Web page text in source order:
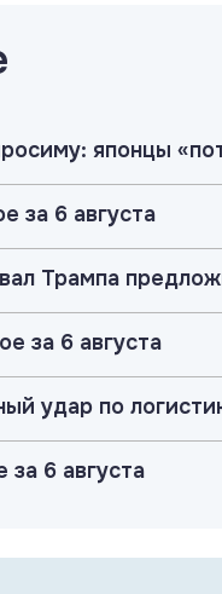
японцы
за 6 августа
Трампа
за 6 августа
удар по
за 6 августа